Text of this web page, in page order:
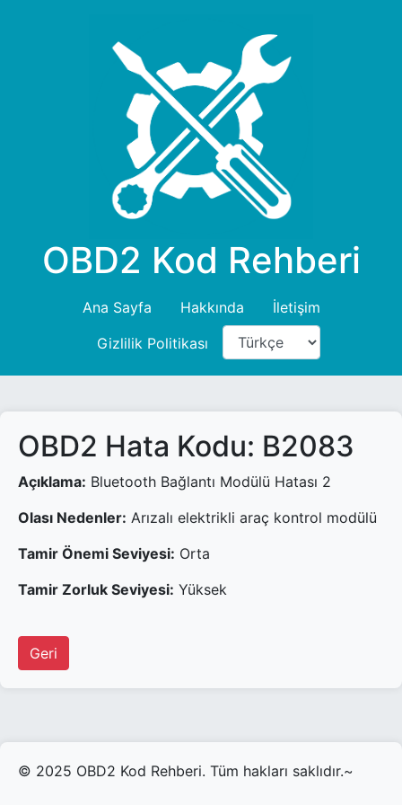
OBD2 Kod Rehberi
Ana Sayfa Hakkında
İletişim
Gizlilik Politikası
OBD2 Hata Kodu: B2083
Açıklama: Bluetooth Bağlantı Modülü Hatası 2
Olası Nedenler: Arızalı elektrikli araç kontrol modülü
Tamir Önemi Seviyesi: Orta
Tamir Zorluk Seviyesi: Yüksek
Geri
© 2025 OBD2 Kod Rehberi. Tüm hakları saklıdır.~